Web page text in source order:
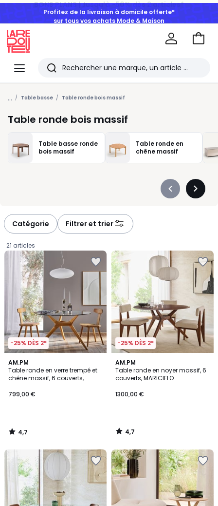
Profitez de la livraison à domicile offerte*
sur tous vos achats Mode & Maison
Menu
Redoute
Rechercher
Les
derniers
articles
consultés
Aller
... Table basse Table ronde bois massif
Table ronde bois massif
Table basse ronde
bois massif
Table ronde en
chêne massif
Précédent
Catégorie Filtrer et trier
21 articles
-25% DÈS 2*
AM.PM
Table ronde en verre trempé et
chêne massif, 6 couverts,
€.
799,00 €
4,7
/ 5
4,7
/
-25% DÈS 2*
AM.PM
Table ronde en noyer massif, 6
couverts, MARICIELO
1300,00 €
4,7
/ 5
4,7
/